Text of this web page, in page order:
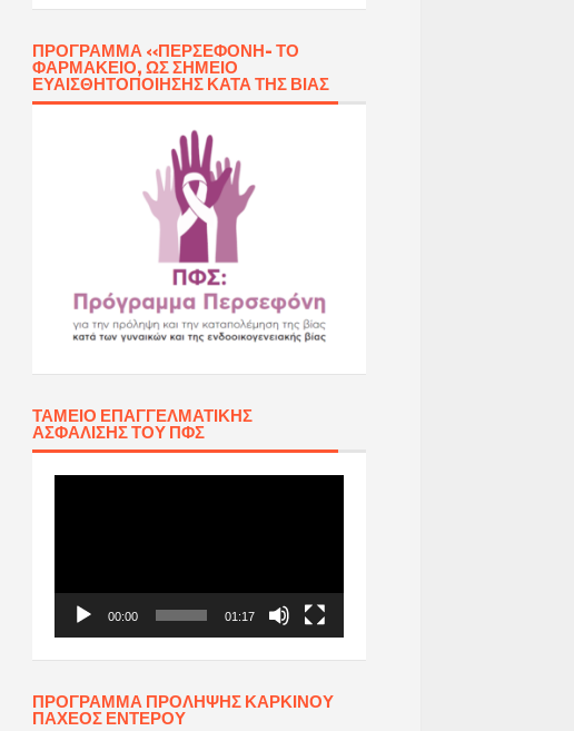
ΠΡΌΓΡΑΜΜΑ «ΠΕΡΣΕΦΌΝΗ- ΤΟ
ΦΑΡΜΑΚΕΊΟ, ΩΣ ΣΗΜΕΊΟ
ΕΥΑΙΣΘΗΤΟΠΟΊΗΣΗΣ ΚΑΤΆ ΤΗΣ ΒΊΑΣ
ΤΑΜΕΊΟ ΕΠΑΓΓΕΛΜΑΤΙΚΉΣ
ΑΣΦΆΛΙΣΗΣ ΤΟΥ ΠΦΣ
00:00 01:17
ΠΡΟΓΡΑΜΜΑ ΠΡΟΛΗΨΗΣ ΚΑΡΚΙΝΟΥ
ΠΑΧΕΟΣ ΕΝΤΕΡΟΥ